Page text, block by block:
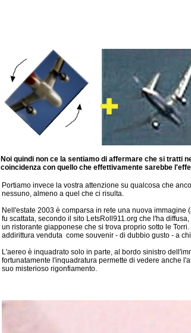
Noi quindi non ce la sentiamo di affermare che si tratti
coincidenza con quello che effettivamente sarebbe
Portiamo invece la vostra attenzione su qualcosa che
nessuno, almeno a quel che ci risulta.
Nell'estate 2003 è comparsa in rete una nuova immagine
fu scattata, secondo il sito LetsRoll911.org che l'ha
un ristorante giapponese che si trova proprio sotto le
addirittura venduta come souvenir - di dubbio gusto - a
L'aereo è inquadrato solo in parte, al bordo sinistro
fortunatamente l'inquadratura permette di vedere anche
suo misterioso rigonfiamento.